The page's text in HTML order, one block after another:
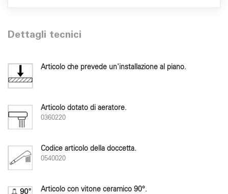
Dettagli tecnici
Articolo che prevede un'installazione al piano.
Articolo dotato di aeratore.
0360220
Codice articolo della doccetta.
0540020
Articolo con vitone ceramico 90°.